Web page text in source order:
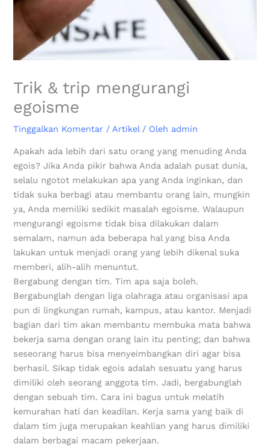
Trik & trip mengurangi
egoisme
Tinggalkan Komentar / Artikel / Oleh admin
Apakah ada lebih dari satu orang yang menuding Anda
egois? Jika Anda pikir bahwa Anda adalah pusat dunia,
selalu ngotot melakukan apa yang Anda inginkan, dan
tidak suka berbagi atau membantu orang lain, mungkin
ya, Anda memiliki sedikit masalah egoisme. Walaupun
mengurangi egoisme tidak bisa dilakukan dalam
semalam, namun ada beberapa hal yang bisa Anda
lakukan untuk menjadi orang yang lebih dikenal suka
memberi, alih-alih menuntut.
‌Bergabung dengan tim. Tim apa saja boleh.
Bergabunglah dengan liga olahraga atau organisasi apa
pun di lingkungan rumah, kampus, atau kantor. Menjadi
bagian dari tim akan membantu membuka mata bahwa
bekerja sama dengan orang lain itu penting; dan bahwa
seseorang harus bisa menyeimbangkan diri agar bisa
berhasil. Sikap tidak egois adalah sesuatu yang harus
dimiliki oleh seorang anggota tim. Jadi, bergabunglah
dengan sebuah tim. Cara ini bagus untuk melatih
kemurahan hati dan keadilan. Kerja sama yang baik di
dalam tim juga merupakan keahlian yang harus dimiliki
dalam berbagai macam pekerjaan.